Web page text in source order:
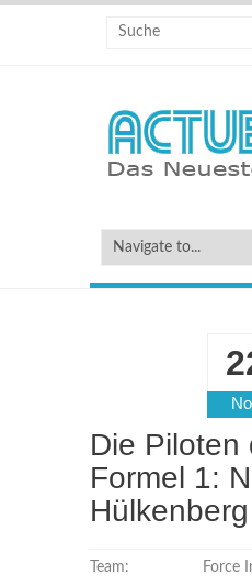
Die Piloten
Formel 1:
Hülkenberg
Team: Force